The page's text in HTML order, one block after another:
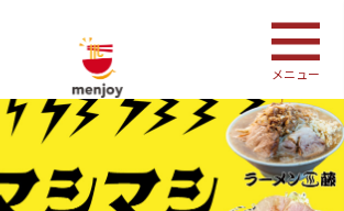
メニュー